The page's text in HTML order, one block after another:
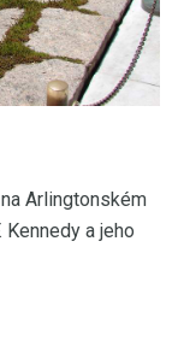
Arlingtonském
a jeho